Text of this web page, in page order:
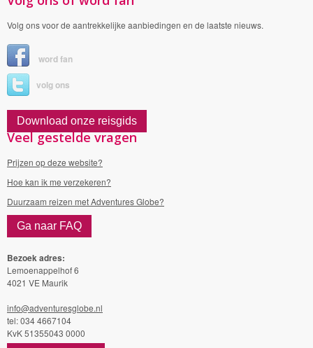
Volg ons voor de aantrekkelijke aanbiedingen en de laatste nieuws.
word fan
volg ons
Download onze reisgids
Veel gestelde vragen
Prijzen op deze website?
Hoe kan ik me verzekeren?
Duurzaam reizen met Adventures Globe?
Ga naar FAQ
Bezoek adres:
Lemoenappelhof 6
4021 VE Maurik
info@adventuresglobe.nl
tel: 034 4667104
KvK 51355043 0000